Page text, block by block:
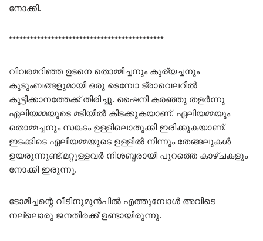
നോക്കി.
********************************************
വിവരമറിഞ്ഞ ഉടനെ തൊമ്മിച്ചനും കുര്യച്ചനും
കുടുംബങ്ങളുമായി ഒരു ടെമ്പോ ട്രാവെലറിൽ
കുട്ടിക്കാനത്തേക്ക് തിരിച്ചു. ഷൈനി കരഞ്ഞു തളർന്നു
ഏലിയമ്മയുടെ മടിയിൽ കിടക്കുകയാണ്. ഏലിയമ്മയും
തൊമ്മച്ചനും സങ്കടം ഉള്ളിലൊതുക്കി ഇരിക്കുകയാണ്.
ഇടക്കിടെ ഏലിയമ്മയുടെ ഉള്ളിൽ നിന്നും തേങ്ങലുകൾ
ഉയരുന്നുണ്ട്.മറ്റുള്ളവർ നിശബ്ദരായി പുറത്തെ കാഴ്ചകളും
നോക്കി ഇരുന്നു.
ടോമിച്ചന്റെ വീടിനുമുൻപിൽ എത്തുമ്പോൾ അവിടെ
നല്ലൊരു ജനതിരക്ക് ഉണ്ടായിരുന്നു.